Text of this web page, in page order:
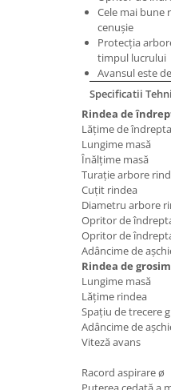
Masini de slefuit metal
Masini de ascutit burghie
Masini de lustruit
Masini de polizat bavuri cu
Masini de rectificat plan
Masini de rectificat plan
Masini de rectificat rotund
Masini de satinat
Masini de slefuit combinate
Masini de slefuit cu banda
Masini de slefuit cu disc
Masini de slefuit cu mediu
Masini de slefuit cutite de
Masini de tesit
Masini pentru slefuit tevi
Masini universale de ascutit
Masini de filetat
Cele mai
cenuşie
Protecţia
timpul lucrului
Avansul este
Specificatii
Rindea de
Lăţime de
Lungime masă
Înălţime masă
Turaţie arbore
Cuţit rindea
Diametru arbore
Opritor de
Opritor de
Adâncime de
Rindea de
Lungime masă
Lăţime rindea
Spaţiu de trecere
Adâncime de
Viteză avans
Racord aspirare ø